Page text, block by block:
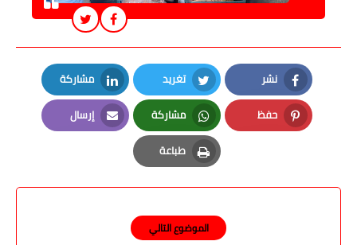
نشر
Facebook
تغريد
Twitter
مشاركة
LinkedIn
حفظ
Pinterest
مشاركة
Whatsapp
إرسال
Email
طباعة
Print
الموضوع التالي